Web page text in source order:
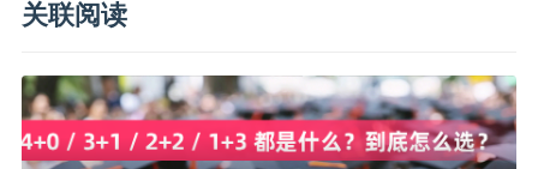
关联阅读